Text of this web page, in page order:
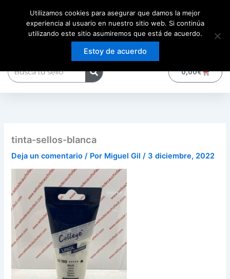
contenido
0,00€Carrito
tinta-sellos-blanca
Deja un comentario / Por Miguel Gil / 3 diciembre, 2022
Utilizamos cookies para asegurar que damos la mejor
experiencia al usuario en nuestro sitio web. Si continúa
utilizando este sitio asumiremos que está de acuerdo.
Estoy de acuerdo